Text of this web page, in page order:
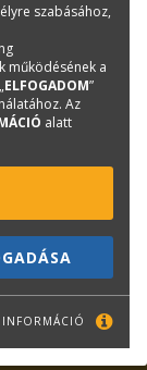
szabásához,
működésének a
ELFOGADOM”
Az
alatt